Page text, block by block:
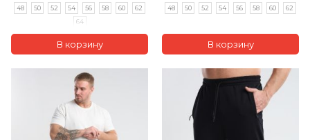
48 50 52 54 56 58 60
62
64
48 50 52 54 56 58 60 62